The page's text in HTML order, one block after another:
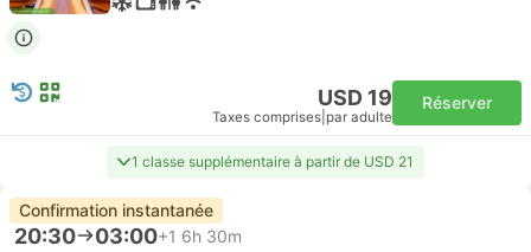
USD 19
Taxes comprises par adulte
Réserver
1 classe supplémentaire à partir de USD 21
Confirmation instantanée
20:30 03:00+1 6h 30m